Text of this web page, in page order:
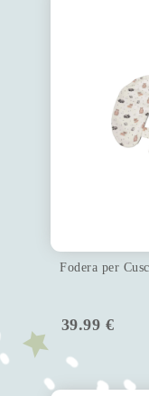
Fodera per
39.99 €